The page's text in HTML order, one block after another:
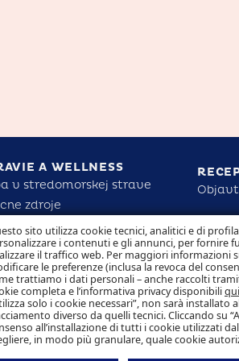
sito utilizza cookie tecnici, analitici e di
i contenuti e gli annunci, per fornire
il traffico web. Per maggiori informazioni
le preferenze (inclusa la revoca del
trattiamo i dati personali – anche raccolti
completa e l’informativa privacy disponibiliqui
solo i cookie necessari”, non sarà
diverso da quelli tecnici. Cliccando su
all’installazione di tutti i cookie utilizzati
in modo più granulare, quale cookie
A WELLNESS
v stredomorskej strave
zdroje
Mare pre zdravie a silu detí
nutričné fakty